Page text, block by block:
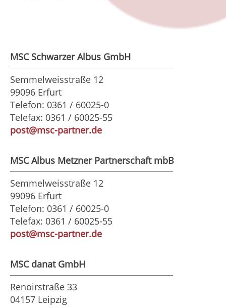
MSC Schwarzer Albus GmbH
Semmelweisstraße 12
99096 Erfurt
Telefon: 0361 / 60025-0
Telefax: 0361 / 60025-55
post@msc-partner.de
MSC Albus Metzner Partnerschaft mbB
Semmelweisstraße 12
99096 Erfurt
Telefon: 0361 / 60025-0
Telefax: 0361 / 60025-55
post@msc-partner.de
MSC danat GmbH
Renoirstraße 33
04157 Leipzig